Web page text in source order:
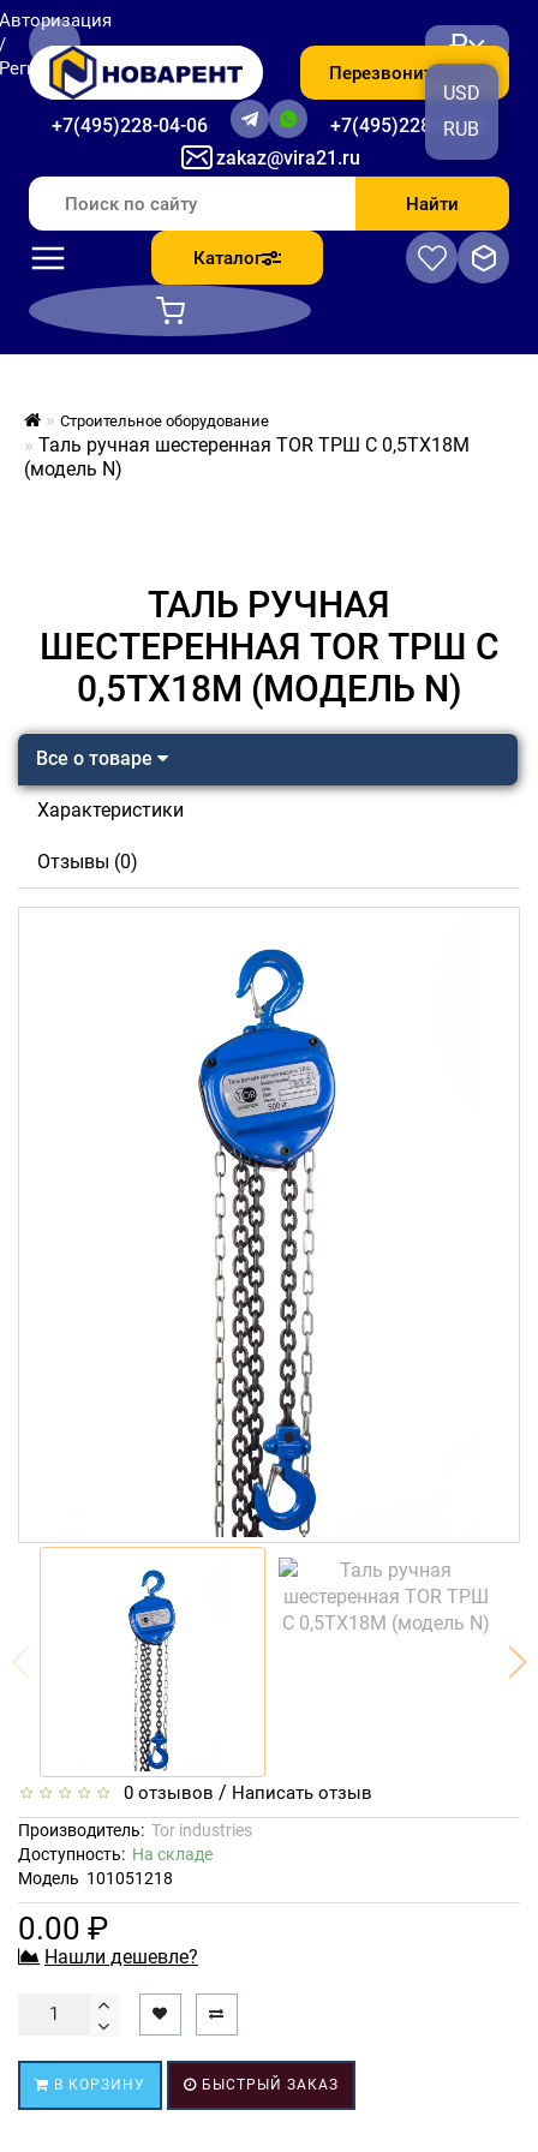
zakaz@vira21.ru
+7(495)228-04-06 +7(495)228-06-56
Перезвоните мне
₽
USD
RUB
Найти
Каталог
Строительное оборудование
Таль ручная шестеренная TOR ТРШ C 0,5ТХ18М
(модель N)
ТАЛЬ РУЧНАЯ
ШЕСТЕРЕННАЯ TOR ТРШ C
0,5ТХ18М (МОДЕЛЬ N)
Все о товаре
Характеристики
Отзывы (0)
0 отзывов / Написать отзыв
Производитель: Tor industries
Доступность: На складе
Модель 101051218
0.00 ₽
Нашли дешевле?
В КОРЗИНУ БЫСТРЫЙ ЗАКАЗ